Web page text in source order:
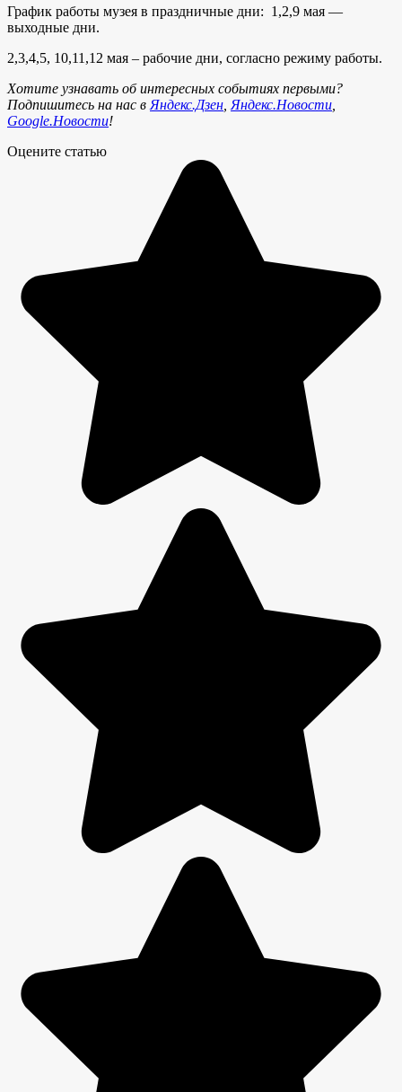
График работы музея в праздничные дни: 1,2,9 мая —
выходные дни.
2,3,4,5, 10,11,12 мая – рабочие дни, согласно режиму работы.
Хотите узнавать об интересных событиях первыми?
Подпишитесь на нас в Яндекс.Дзен Яндекс.Новости
Google.Новости!
Оцените статью